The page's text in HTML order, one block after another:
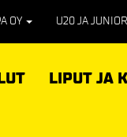
OY U20 JA
LIPUT JA